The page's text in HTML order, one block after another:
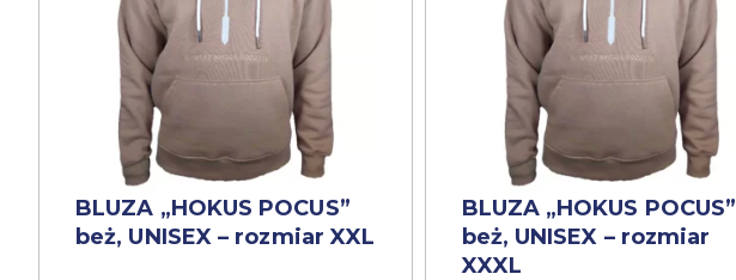
BLUZA „HOKUS POCUS”
beż, UNISEX – rozmiar XXL
BLUZA „HOKUS POCUS”
beż, UNISEX – rozmiar
XXXL